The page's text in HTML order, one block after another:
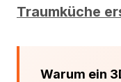
Traumküche
Warum ein